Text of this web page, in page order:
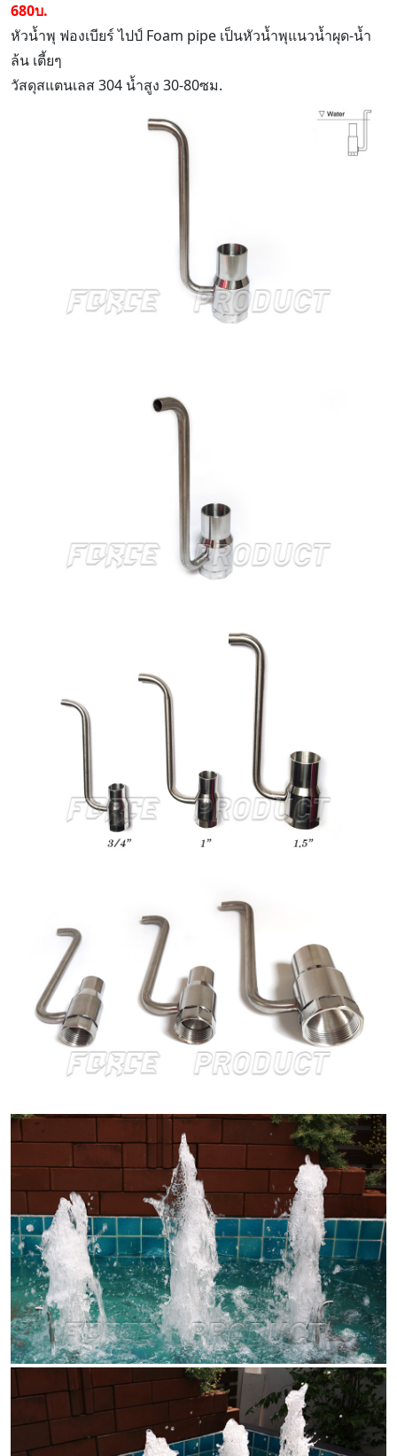
680บ.
หัวน้ำพุ ฟองเบียร์ ไปป์ Foam pipe เป็นหัวน้ำพุแนวน้ำผุด-น้ำ
ล้น เตี้ยๆ
วัสดุสแตนเลส 304 น้ำสูง 30-80ซม.